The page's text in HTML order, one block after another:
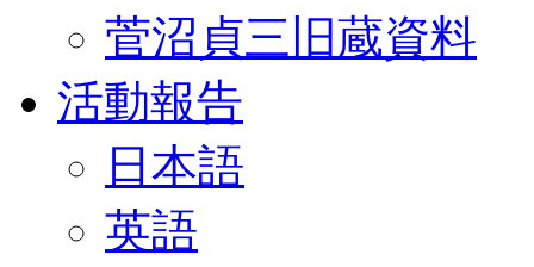
菅沼貞三旧蔵資料
活動報告
日本語
英語